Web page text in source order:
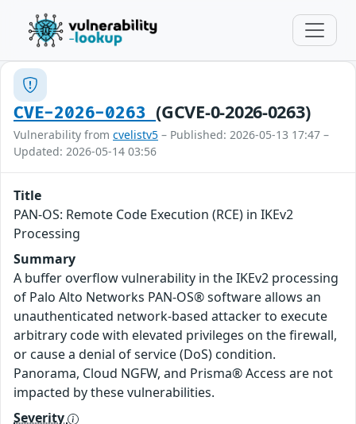
CVE-2026-0263(GCVE-0-2026-0263)
Vulnerability from cvelistv5 – Published: 2026-05-13 17:47 –
Updated: 2026-05-14 03:56
Title
PAN-OS: Remote Code Execution (RCE) in IKEv2
Processing
Summary
A buffer overflow vulnerability in the IKEv2 processing
of Palo Alto Networks PAN-OS® software allows an
unauthenticated network-based attacker to execute
arbitrary code with elevated privileges on the firewall,
or cause a denial of service (DoS) condition.
Panorama, Cloud NGFW, and Prisma® Access are not
impacted by these vulnerabilities.
Severity